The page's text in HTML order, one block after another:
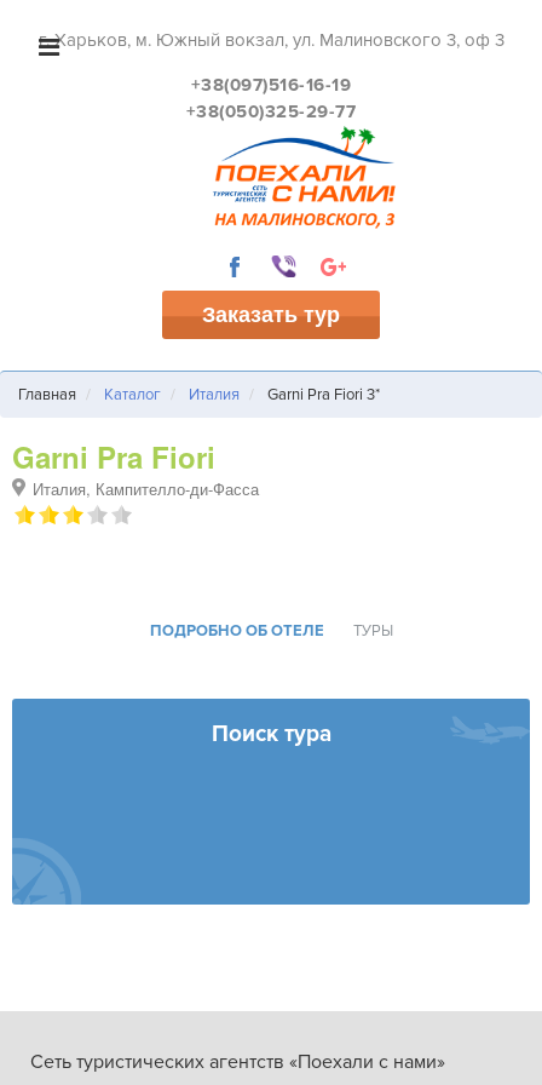
г. Харьков, м. Южный вокзал, ул. Малиновского 3, оф 3
+38(097)516-16-19
+38(050)325-29-77
Заказать тур
Главная Каталог Италия Garni Pra Fiori 3*
Garni Pra Fiori
Италия, Кампителло-ди-Фасса
ПОДРОБНО ОБ ОТЕЛЕ ТУРЫ
Поиск тура
Сеть туристических агентств «Поехали с нами»